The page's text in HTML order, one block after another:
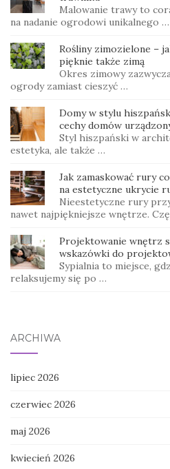
Malowanie trawy to
na nadanie ogrodowi unikalnego …
Rośliny zimozielone –
pięknie także zimą
Okres zimowy
ogrody zamiast cieszyć …
Domy w stylu
cechy domów
Styl hiszpański w
estetyka, ale także …
Jak zamaskować rury
na estetyczne ukrycie
Nieestetyczne rury
nawet najpiękniejsze wnętrze.
Projektowanie wnętrz
wskazówki do
Sypialnia to miejsce,
relaksujemy się po …
ARCHIWA
lipiec 2026
czerwiec 2026
maj 2026
kwiecień 2026